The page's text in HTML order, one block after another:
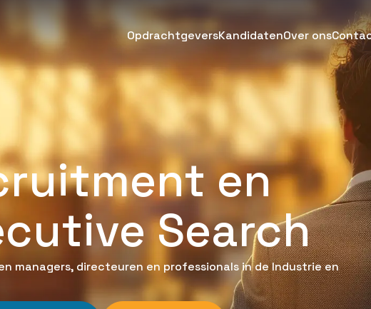
OpdrachtgeversKandidatenOver ons
en
Search
managers, directeuren en professionals in de Industrie en